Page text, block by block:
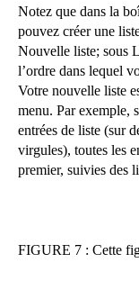
Notez que dans la
pouvez créer une
Nouvelle liste; sous
l’ordre dans lequel
Votre nouvelle liste
menu. Par exemple,
entrées de liste (sur
virgules), toutes les
premier, suivies des
FIGURE 7 : Cette